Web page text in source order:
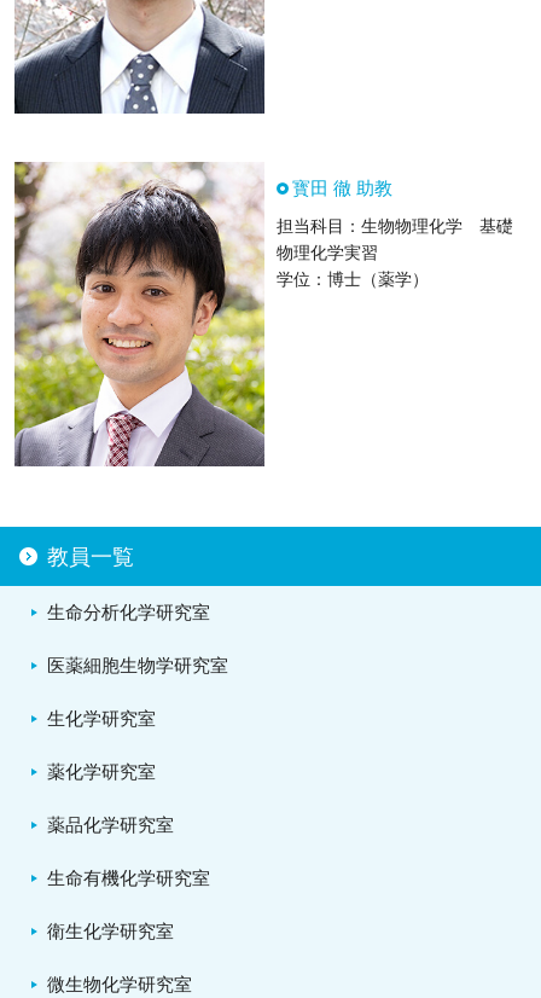
寳田 徹 助教
担当科目：生物物理化学 基礎
物理化学実習
学位：博士（薬学）
教員一覧
生命分析化学研究室
医薬細胞生物学研究室
生化学研究室
薬化学研究室
薬品化学研究室
生命有機化学研究室
衛生化学研究室
微生物化学研究室